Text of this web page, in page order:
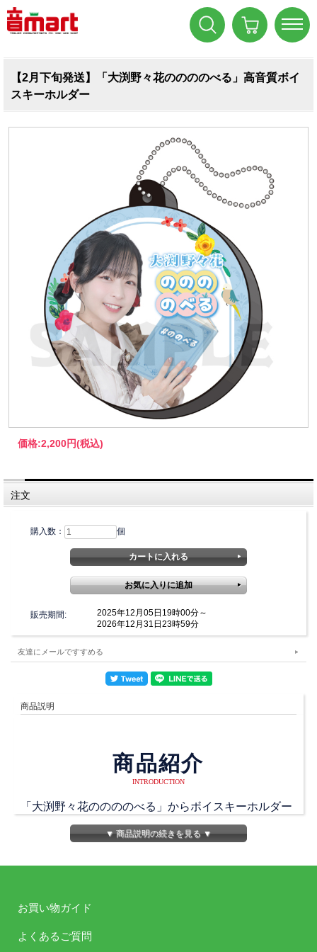
【2月下旬発送】「大渕野々花ののののべる」高音質ボイ
スキーホルダー
価格:2,200円(税込)
注文
購入数： 個
販売期間:
2025年12月05日19時00分～
2026年12月31日23時59分
友達にメールですすめる
商品説明
商品紹介
INTRODUCTION
「大渕野々花ののののべる」からボイスキーホルダー
セキセイインコのモノマネボイス、ののキャスターの
「の」「のべる」を連続再生できたらラッキー！
▼ 商品説明の続きを見る ▼
お買い物ガイド
よくあるご質問